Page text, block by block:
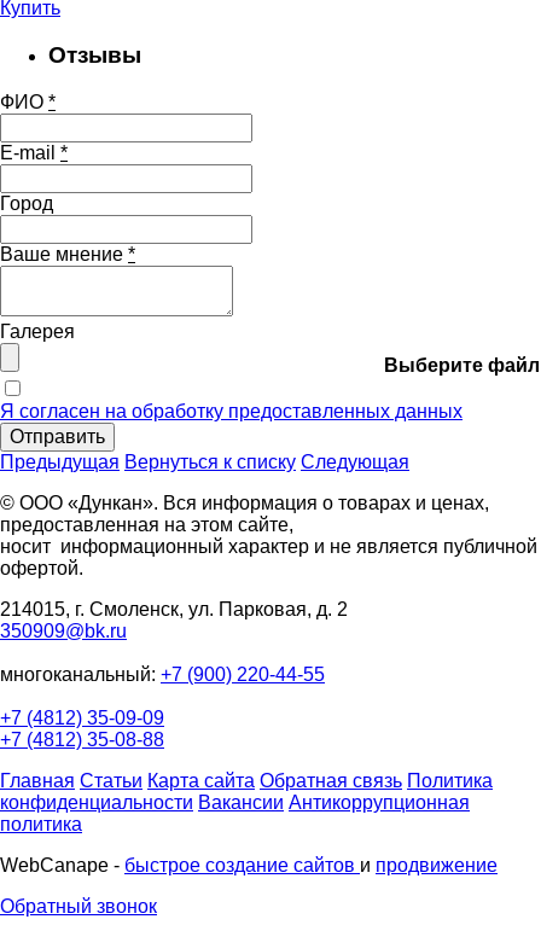
Купить
Отзывы
ФИО *
E-mail *
Город
Ваше мнение *
Галерея
Выберите файл
Я согласен на обработку предоставленных данных
Отправить
Предыдущая Вернуться к списку Следующая
© ООО «Дункан». Вся информация о товарах и ценах,
предоставленная на этом сайте,
носит информационный характер и не является публичной
офертой.
214015, г. Смоленск, ул. Парковая, д. 2
350909@bk.ru
многоканальный: +7 (900) 220-44-55
+7 (4812) 35-09-09
+7 (4812) 35-08-88
Главная Статьи Карта сайта Обратная связь Политика
конфиденциальности Вакансии Антикоррупционная
политика
WebCanape - быстрое создание сайтов и продвижение
Обратный звонок